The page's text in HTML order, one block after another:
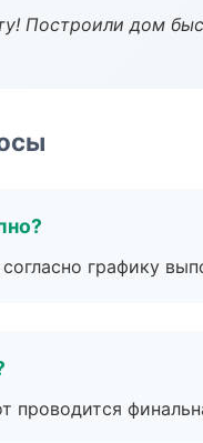
Построили дом
графику
проводится